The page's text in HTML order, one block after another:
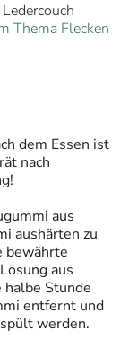
Thema Flecken
dem Essen ist
nach
aus
aushärten zu
bewährte
aus
Stunde
entfernt und
werden.